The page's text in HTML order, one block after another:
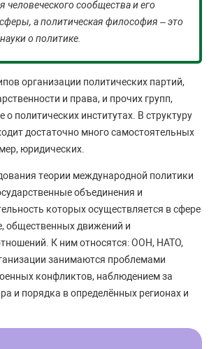
человеческого сообщества и его
а политическая философия – это
о политике.
организации политических партий,
и права, и прочих групп,
о политических институтах. В структуру
достаточно много самостоятельных
юридических.
теории международной политики
объединения и
которых осуществляется в сфере
общественных движений и
К ним относятся: ООН, НАТО,
занимаются проблемами
конфликтов, наблюдением за
и порядка в определённых регионах и